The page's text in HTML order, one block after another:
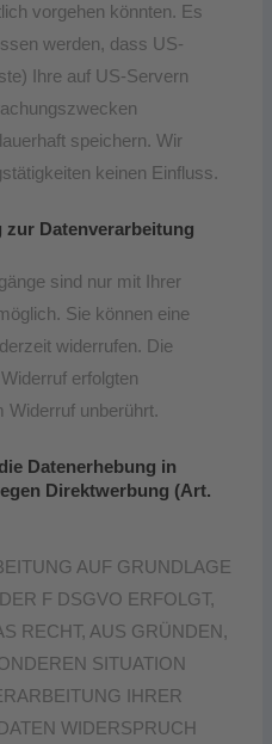
vorgehen könnten. Es
werden, dass US-
Ihre auf US-Servern
speichern. Wir
keinen Einfluss.
Datenverarbeitung
sind nur mit Ihrer
Sie können eine
widerrufen. Die
erfolgten
Widerruf unberührt.
Datenerhebung in
Direktwerbung (Art.
AUF GRUNDLAGE
F DSGVO ERFOLGT,
RECHT, AUS GRÜNDEN,
SITUATION
IHRER
WIDERSPRUCH